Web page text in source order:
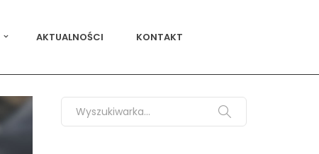
AKTUALNOŚCI KONTAKT
Search for: